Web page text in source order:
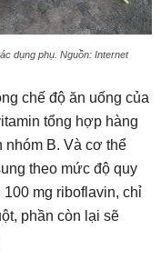
dụng phụ. Nguồn: Internet
chế độ ăn uống của
tổng hợp hàng
nhóm B. Và cơ thể
theo mức độ quy
mg riboflavin, chỉ
phần còn lại sẽ